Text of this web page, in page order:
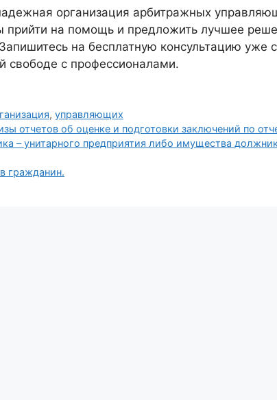
организация арбитражных
прийти на помощь и предложить лучшее
на бесплатную консультацию уже
свободе с профессионалами.
,управляющих
отчетов об оценке и подготовки заключений по
– унитарного предприятия либо имущества
гражданин.